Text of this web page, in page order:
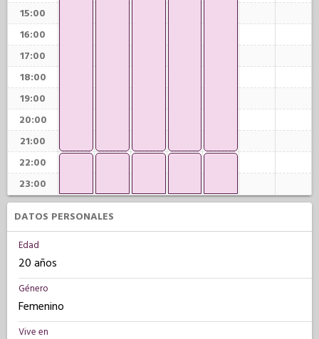
15:00
16:00
17:00
18:00
19:00
20:00
21:00
22:00
23:00
DATOS PERSONALES
Edad
20 años
Género
Femenino
Vive en